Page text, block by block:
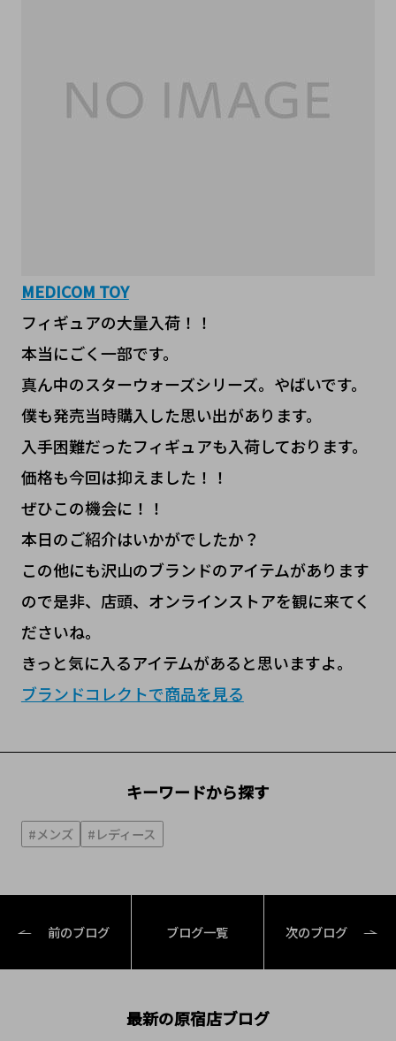
MEDICOM TOY
フィギュアの大量入荷！！
本当にごく一部です。
真ん中のスターウォーズシリーズ。やばいです。
僕も発売当時購入した思い出があります。
入手困難だったフィギュアも入荷しております。
価格も今回は抑えました！！
ぜひこの機会に！！
本日のご紹介はいかがでしたか？
この他にも沢山のブランドのアイテムがあります
ので是非、店頭、オンラインストアを観に来てく
ださいね。
きっと気に入るアイテムがあると思いますよ。
ブランドコレクトで商品を見る
キーワードから探す
#メンズ #レディース
前のブログ ブログ一覧 次のブログ
最新の原宿店ブログ